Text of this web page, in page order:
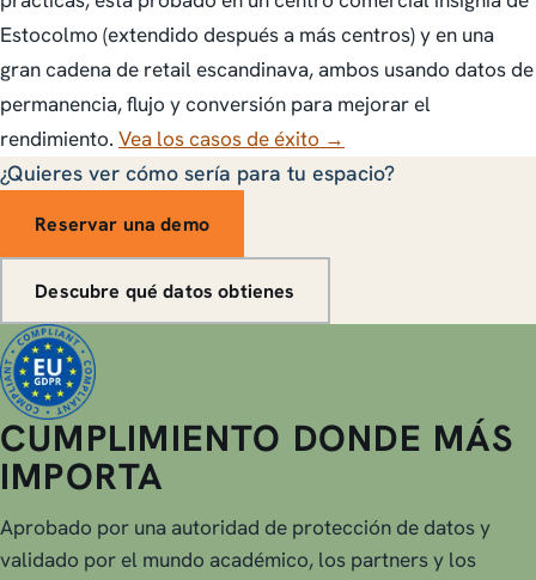
Estocolmo (extendido después a más centros) y en una
gran cadena de retail escandinava, ambos usando datos de
permanencia, flujo y conversión para mejorar el
rendimiento. Vea los casos de éxito →
¿Quieres ver cómo sería para tu espacio?
Reservar una demo
Descubre qué datos obtienes
CUMPLIMIENTO DONDE MÁS
IMPORTA
Aprobado por una autoridad de protección de datos y
validado por el mundo académico, los partners y los